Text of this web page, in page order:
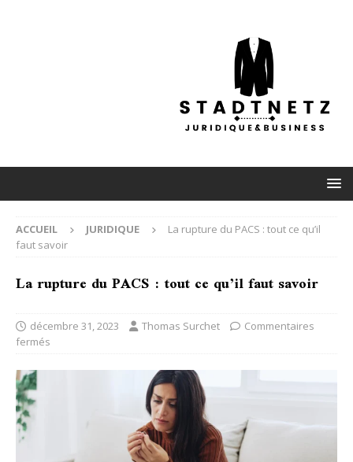
ACCUEIL JURIDIQUE
La rupture du PACS : tout ce qu’il
faut savoir
La rupture du PACS : tout ce qu’il faut savoir
décembre 31, 2023 Thomas Surchet
Commentaires
fermés